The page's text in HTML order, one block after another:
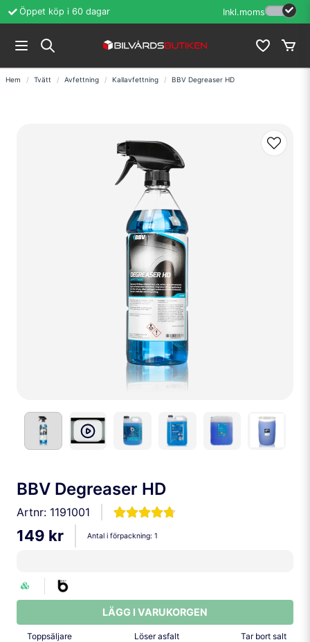
Öppet köp i 60 dagar Erfarenhet sedan
Inkl.moms
Hem Tvätt Avfettning Kallavfettning BBV Degreaser HD
BBV Degreaser HD
Artnr: 1191001
149 kr Antal i förpackning: 1
LÄGG I VARUKORGEN
Toppsäljare Löser asfalt Tar bort salt